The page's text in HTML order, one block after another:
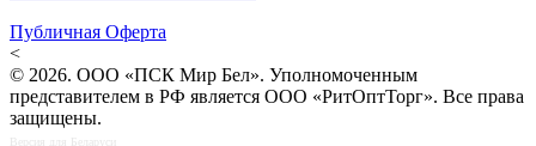
Публичная Оферта
<
© 2026. ООО «ПСК Мир Бел». Уполномоченным
представителем в РФ является ООО «РитОптТорг». Все права
защищены.
Версия для Беларуси